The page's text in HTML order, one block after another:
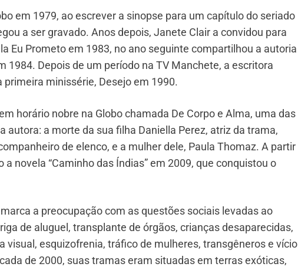
em 1979, ao escrever a sinopse para um capítulo do seriado
a ser gravado. Anos depois, Janete Clair a convidou para
Eu Prometo em 1983, no ano seguinte compartilhou a autoria
1984. Depois de um período na TV Manchete, a escritora
minissérie, Desejo em 1990.
horário nobre na Globo chamada De Corpo e Alma, uma das
autora: a morte da sua filha Daniella Perez, atriz da trama,
de elenco, e a mulher dele, Paula Thomaz. A partir
novela “Caminho das Índias” em 2009, que conquistou o
a preocupação com as questões sociais levadas ao
de aluguel, transplante de órgãos, crianças desaparecidas,
visual, esquizofrenia, tráfico de mulheres, transgêneros e vício
de 2000, suas tramas eram situadas em terras exóticas,